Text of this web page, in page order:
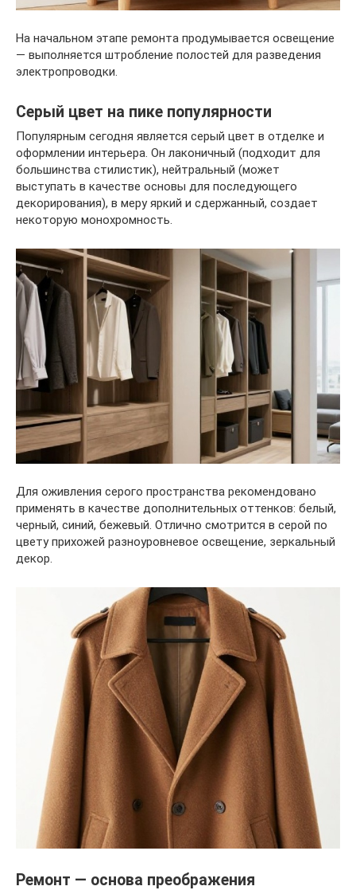
На начальном этапе ремонта продумывается освещение
— выполняется штробление полостей для разведения
электропроводки.
Серый цвет на пике популярности
Популярным сегодня является серый цвет в отделке и
оформлении интерьера. Он лаконичный (подходит для
большинства стилистик), нейтральный (может
выступать в качестве основы для последующего
декорирования), в меру яркий и сдержанный, создает
некоторую монохромность.
Для оживления серого пространства рекомендовано
применять в качестве дополнительных оттенков: белый,
черный, синий, бежевый. Отлично смотрится в серой по
цвету прихожей разноуровневое освещение, зеркальный
декор.
Ремонт — основа преображения